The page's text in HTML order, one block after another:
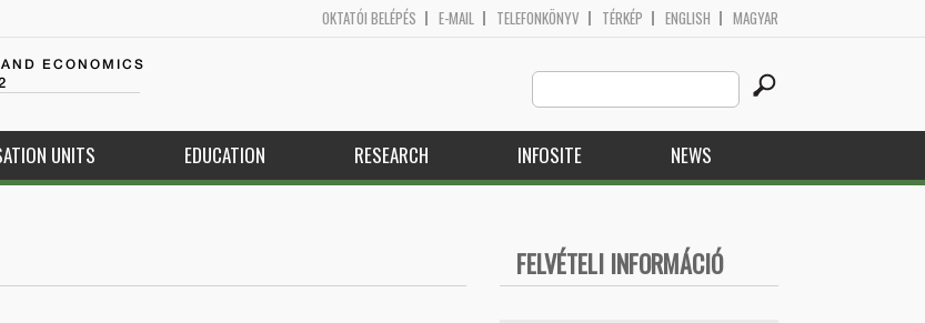
OKTATÓI BELÉPÉS E-MAIL TELEFONKÖNYV TÉRKÉP ENGLISH MAGYAR
ECONOMICS
Search
this
site
UNITS EDUCATION RESEARCH INFOSITE NEWS
FELVÉTELI INFORMÁCIÓ